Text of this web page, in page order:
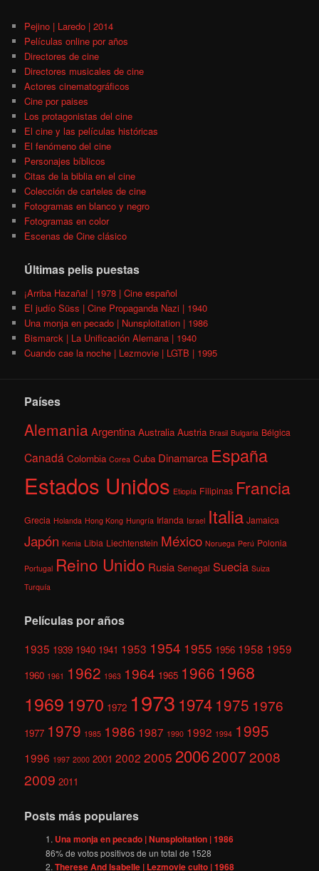
Pejino | Laredo | 2014
Películas online por años
Directores de cine
Directores musicales de cine
Actores cinematográficos
Cine por paises
Los protagonistas del cine
El cine y las películas históricas
El fenómeno del cine
Personajes bíblicos
Citas de la biblia en el cine
Colección de carteles de cine
Fotogramas en blanco y negro
Fotogramas en color
Escenas de Cine clásico
Últimas pelis puestas
¡Arriba Hazaña! | 1978 | Cine español
El judío Süss | Cine Propaganda Nazi | 1940
Una monja en pecado | Nunsploitation | 1986
Bismarck | La Unificación Alemana | 1940
Cuando cae la noche | Lezmovie | LGTB | 1995
Países
AlemaniaArgentina Australia Austria Brasil Bulgaria Bélgica
Canadá Colombia Corea Cuba Dinamarca España
Estados Unidos Etiopía Filipinas Francia
Grecia Holanda Hong Kong Hungría Irlanda Israel Italia Jamaica
Japón Kenia Libia Liechtenstein México Noruega Perú Polonia
Portugal Reino Unido Rusia Senegal Suecia Suiza
Turquía
Películas por años
1935 1939 1940 1941 1953 1954 1955 1956 1958 1959
1960 1961 1962 1963 1964 1965 1966 1968
1969 1970 1972 1973 1974 1975 1976
1977 1979 1985 1986 1987 1990 1992 1994 1995
1996 1997 2000 2001 2002 2005 200620072008
2009 2011
Posts más populares
Una monja en pecado | Nunsploitation | 1986
86% de votos positivos de un total de 1528
Therese And Isabelle | Lezmovie culto | 1968